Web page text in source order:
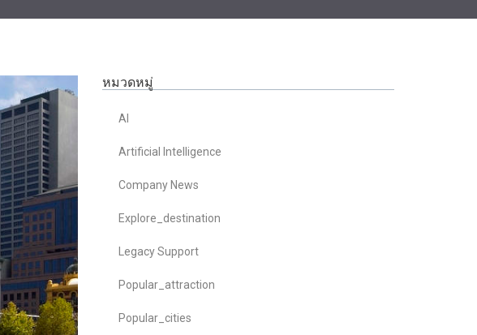
หมวดหมู่
AI
Artificial Intelligence
Company News
Explore_destination
Legacy Support
Popular_attraction
Popular_cities